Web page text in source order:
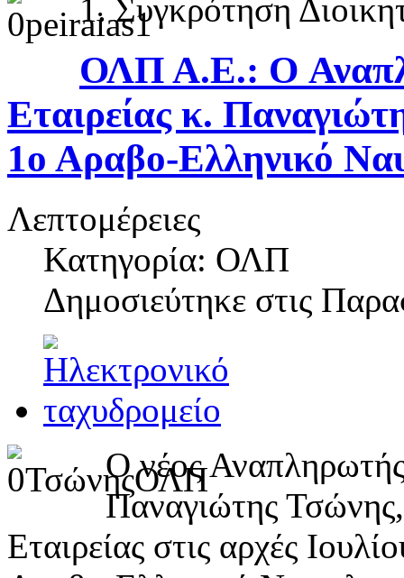
1. Συγκρότηση
ΟΛΠ Α.Ε.: O
Εταιρείας κ.
1ο Αραβο-Ελληνικό
Λεπτομέρειες
Κατηγορία: ΟΛΠ
Δημοσιεύτηκε στις
Ο νέος
Παναγιώτης
Εταιρείας στις αρχές